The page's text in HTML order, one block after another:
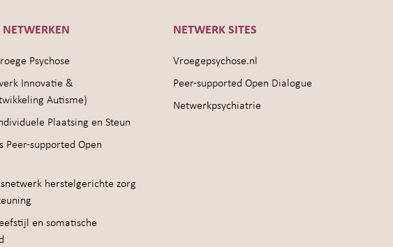
NETWERKEN
Psychose
Innovatie &
Autisme)
Plaatsing en Steun
Peer-supported Open
herstelgerichte zorg
en somatische
NETWERK SITES
Vroegepsychose.nl
Peer-supported Open Dialogue
Netwerkpsychiatrie